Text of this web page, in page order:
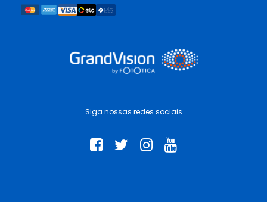
Siga nossas redes sociais